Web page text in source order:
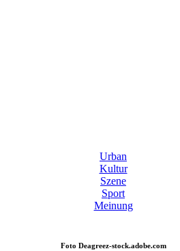
Urban
Kultur
Szene
Sport
Meinung
Foto Deagreez-stock.adobe.com